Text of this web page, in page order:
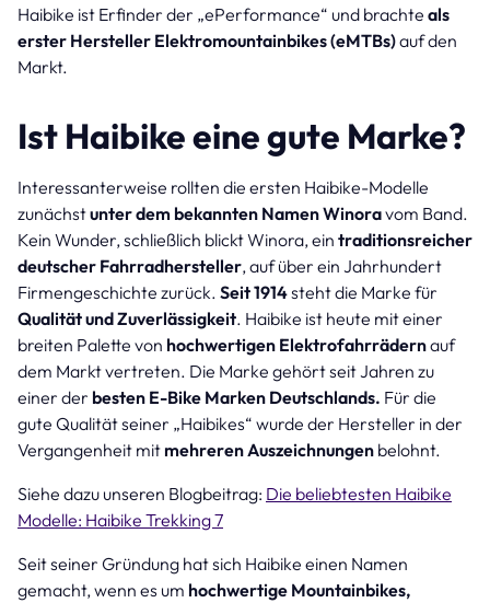
Haibike ist Erfinder der „ePerformance“ und brachte als
erster Hersteller Elektromountainbikes (eMTBs)auf den
Markt.
Ist Haibike eine gute Marke?
Interessanterweise rollten die ersten Haibike-Modelle
zunächstunter dem bekannten Namen Winoravom Band.
Kein Wunder, schließlich blickt Winora, ein traditionsreicher
deutscher Fahrradhersteller, auf über ein Jahrhundert
Firmengeschichte zurück. Seit 1914steht die Marke für
Qualität und Zuverlässigkeit. Haibike ist heute mit einer
breiten Palette von hochwertigen Elektrofahrrädernauf
dem Markt vertreten. Die Marke gehört seit Jahren zu
einer der besten E-Bike Marken Deutschlands. Für die
gute Qualität seiner „Haibikes“ wurde der Hersteller in der
Vergangenheit mit mehreren Auszeichnungen belohnt.
Siehe dazu unseren Blogbeitrag: Die beliebtesten Haibike
Modelle: Haibike Trekking 7
Seit seiner Gründung hat sich Haibike einen Namen
gemacht, wenn es um hochwertige Mountainbikes,